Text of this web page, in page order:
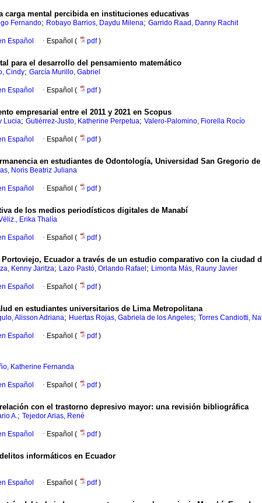
carga mental percibida en instituciones educativas
Fernando; Robayo Barrios, Daydu Milena; Garrido Raad, Danny Rachit
Español · Español ( pdf)
para el desarrollo del pensamiento matemático
Cindy; García Murillo, Gabriel
Español · Español ( pdf)
empresarial entre el 2011 y 2021 en Scopus
Lucia; Gutiérrez-Justo, Katherine Perpetua; Valero-Palomino, Fiorella Rocío
Español · Español ( pdf)
en estudiantes de Odontología, Universidad San Gregorio
Noris Beatriz Juliana
Español · Español ( pdf)
de los medios periodísticos digitales de Manabí
Erika Thalía
Español · Español ( pdf)
Ecuador a través de un estudio comparativo con la ciudad
Kenny Jaritza; Lazo Pastó, Orlando Rafael ; Limonta Más, Rauny Javier
Español · Español ( pdf)
en estudiantes universitarios de Lima Metropolitana
Alisson Adriana; Huertas Rojas, Gabriela de los Angeles; Torres Candiotti,
Español · Español ( pdf)
Katherine Fernanda
Español · Español ( pdf)
con el trastorno depresivo mayor: una revisión bibliográfica
A.; Tejedor Arias, René
Español · Español ( pdf)
informáticos en Ecuador
Español · Español ( pdf)